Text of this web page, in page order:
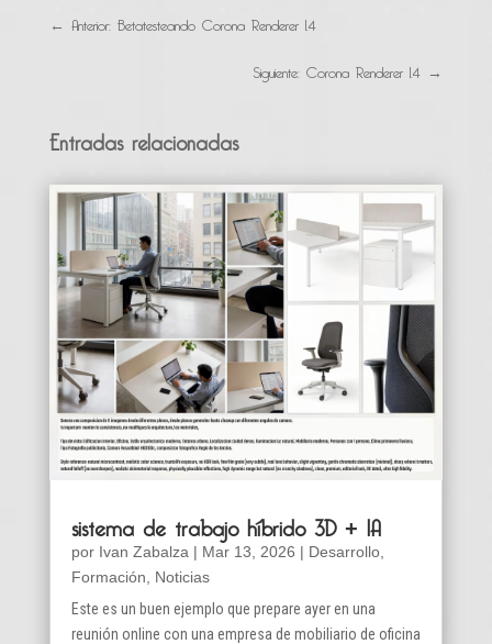
← Anterior: Betatesteando Corona Renderer 1.4
Siguiente: Corona Renderer 1.4 →
Entradas relacionadas
sistema de trabajo híbrido 3D + IA
por Ivan Zabalza | Mar 13, 2026 | Desarrollo,
Formación
Noticias
Este es un buen ejemplo que prepare ayer en una
reunión online con una empresa de mobiliario de oficina